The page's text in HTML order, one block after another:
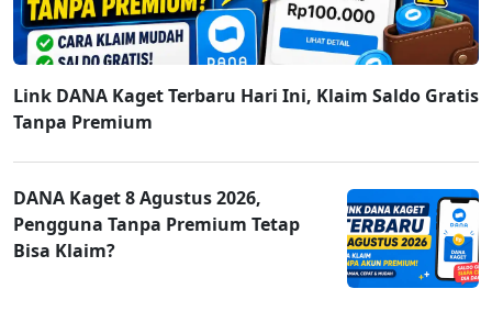
Link DANA Kaget Terbaru Hari Ini, Klaim Saldo Gratis
Tanpa Premium
DANA Kaget 8 Agustus 2026,
Pengguna Tanpa Premium Tetap
Bisa Klaim?